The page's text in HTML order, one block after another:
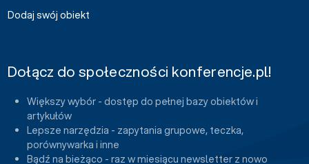
Dodaj swój obiekt
Dołącz do społeczności konferencje.pl!
Większy wybór - dostęp do pełnej bazy obiektów i
artykułów
Lepsze narzędzia - zapytania grupowe, teczka,
porównywarka i inne
Bądź na bieżąco - raz w miesiącu newsletter z nowo